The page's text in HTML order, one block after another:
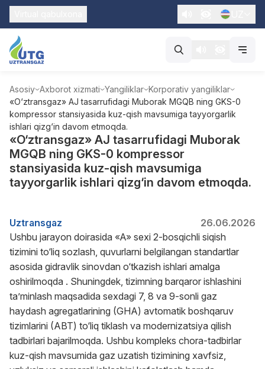
Asosiy Axborot xizmati Yangiliklar Korporativ yangiliklar
«O‘ztransgaz» AJ tasarrufidagi Muborak MGQB ning GKS-0
kompressor stansiyasida kuz-qish mavsumiga tayyorgarlik
ishlari qizg‘in davom etmoqda.
«O‘ztransgaz» AJ tasarrufidagi Muborak
MGQB ning GKS-0 kompressor
stansiyasida kuz-qish mavsumiga
tayyorgarlik ishlari qizg‘in davom etmoqda.
Uztransgaz
26.06.2026
Ushbu jarayon doirasida «A» sexi 2-bosqichli siqish
tizimini to‘liq sozlash, quvurlarni belgilangan standartlar
asosida gidravlik sinovdan o‘tkazish ishlari amalga
oshirilmoqda . Shuningdek, tizimning barqaror ishlashini
ta’minlash maqsadida sexdagi 7, 8 va 9-sonli gaz
haydash agregatlarining (GHA) avtomatik boshqaruv
tizimlarini (ABT) to‘liq tiklash va modernizatsiya qilish
tadbirlari bajarilmoqda. Ushbu kompleks chora-tadbirlar
kuz-qish mavsumida gaz uzatish tizimining xavfsiz,